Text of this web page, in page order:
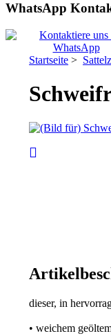
WhatsApp
Startseite >
dieser, in
• weichem